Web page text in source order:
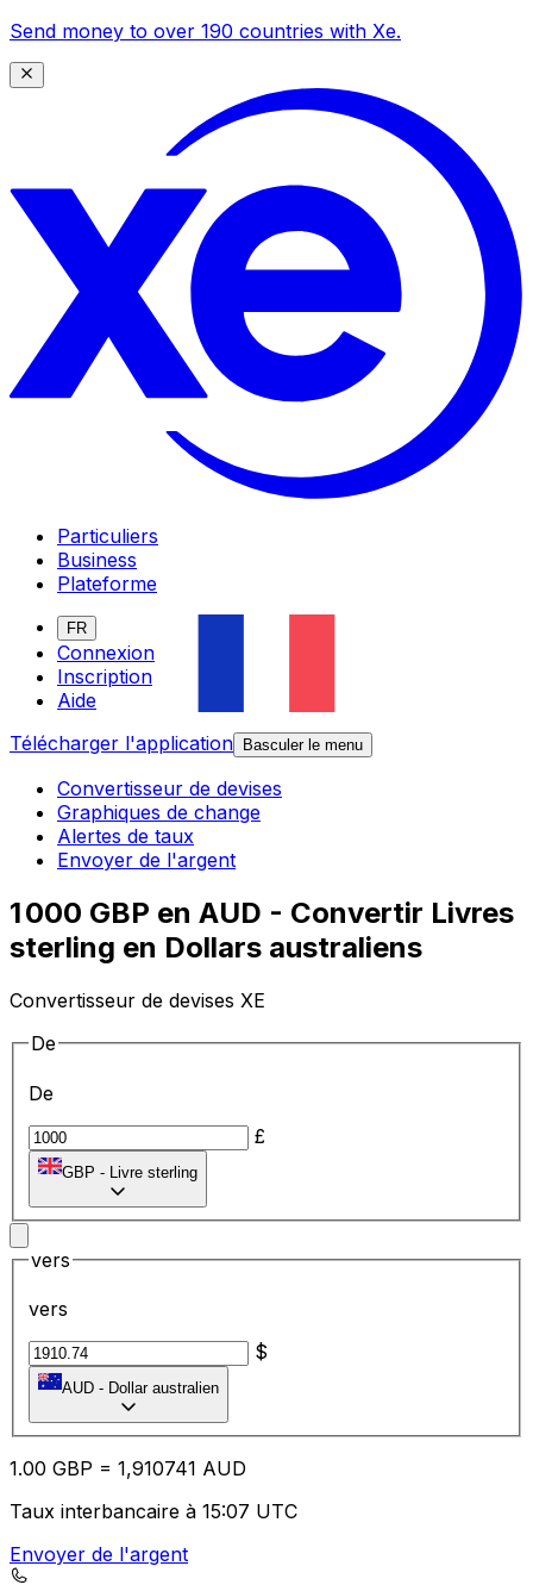
Send money to over 190 countries with Xe.
Particuliers
Business
Plateforme
FR
Connexion
Inscription
Aide
Télécharger l'application
Basculer le menu
Convertisseur de devises
Graphiques de change
Alertes de taux
Envoyer de l'argent
1 000 GBP en AUD - Convertir Livres
sterling en Dollars australiens
Convertisseur de devises XE
De
De
£
GBP - Livre sterling
vers
vers
$
AUD - Dollar australien
1.00 GBP = 1,910741 AUD
Taux interbancaire à 15:07 UTC
Envoyer de l'argent